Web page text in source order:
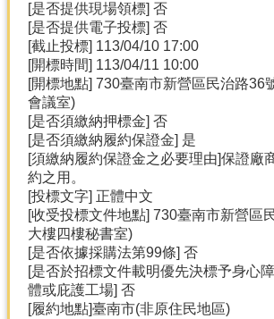
[是否提供現場領標] 否
[是否提供電子投標] 否
[截止投標] 113/04/10 17:00
[開標時間] 113/04/11 10:00
[開標地點] 730臺南市新營區民治路36
會議室)
[是否須繳納押標金] 否
[是否須繳納履約保證金] 是
[須繳納履約保證金之必要理由]保證廠
約之用。
[投標文字] 正體中文
[收受投標文件地點] 730臺南市新營區
大樓四樓秘書室)
[是否依據採購法第99條] 否
[是否於招標文件載明優先決標予身心
體或庇護工場] 否
[履約地點]臺南市(非原住民地區)